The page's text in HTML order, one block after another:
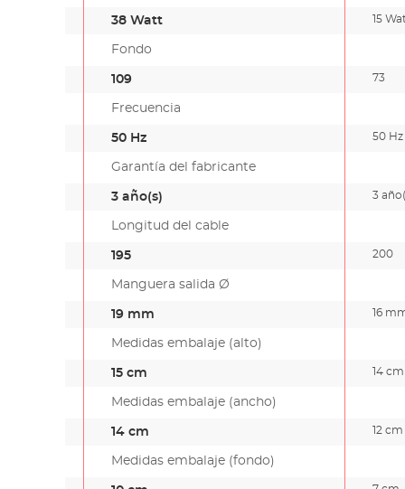
38 Watt 15
Fondo
109 73
Frecuencia
50 Hz 50 Hz
Garantía del fabricante
3 año(s) 3
Longitud del cable
195 200
Manguera salida Ø
19 mm 16
Medidas embalaje (alto)
15 cm 14 cm
Medidas embalaje (ancho)
14 cm 12 cm
Medidas embalaje (fondo)